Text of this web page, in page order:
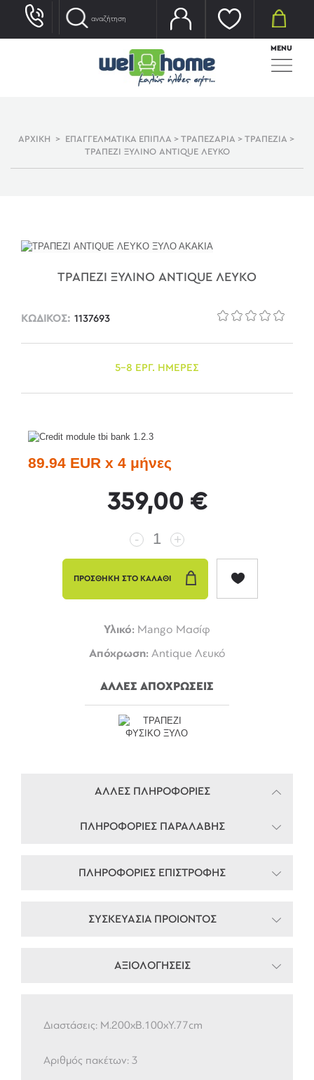
MENU
ΑΡΧΙΚΗ > ΕΠΑΓΓΕΛΜΑΤΙΚΑ ΕΠΙΠΛΑ > ΤΡΑΠΕΖΑΡΙΑ > ΤΡΑΠΕΖΙΑ >
ΤΡΑΠΕΖΙ ΞΥΛΙΝΟ ANTIQUE ΛΕΥΚΟ
ΤΡΑΠΕΖΙ ΞΥΛΙΝΟ ANTIQUE ΛΕΥΚΟ
ΚΩΔΙΚΟΣ: 1137693
5-8 ΕΡΓ. ΗΜΕΡΕΣ
89.94 EUR x 4 μήνες
359,00 €
- +
ΠΡΟΣΘΗΚΗ ΣΤΟ ΚΑΛΑΘΙ
Υλικό: Mango Μασίφ
Απόχρωση: Antique Λευκό
ΑΛΛΕΣ ΑΠΟΧΡΩΣΕΙΣ
ΑΛΛΕΣ ΠΛΗΡΟΦΟΡΙΕΣ
ΠΛΗΡΟΦΟΡΙΕΣ ΠΑΡΑΛΑΒΗΣ
ΠΛΗΡΟΦΟΡΙΕΣ ΕΠΙΣΤΡΟΦΗΣ
ΣΥΣΚΕΥΑΣΙΑ ΠΡΟΙΟΝΤΟΣ
ΑΞΙΟΛΟΓΗΣΕΙΣ
Διαστάσεις: Μ.200xΒ.100xΥ.77cm
Αριθμός πακέτων: 3